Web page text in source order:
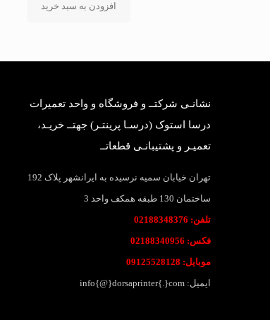
افزودن به سبد خرید
نشانـی شرکتــ و فروشگاه و واحد تعمیرات
درسا استوک (درسـا پرینتـر) جهتــ خریـد،
تعمیـر و پشتیبانـی قطعاتــ
تهران خیابان سمیه نرسیده به ایرانشهر پلاک 192
ساختمان 130 طبقه همکف واحد 3
تلفن: 02188348376
فکس: 02188340956
موبایل: 09125528128
ایمیل: info{@}dorsaprinter{.}com